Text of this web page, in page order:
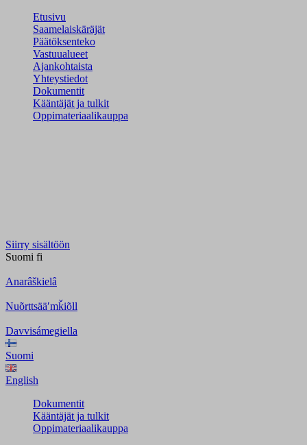
Etusivu
Saamelaiskäräjät
Päätöksenteko
Vastuualueet
Ajankohtaista
Yhteystiedot
Dokumentit
Kääntäjät ja tulkit
Oppimateriaalikauppa
Siirry sisältöön
Suomi fi
Anarâškielâ
Nuõrttsääʹmǩiõll
Davvisámegiella
Suomi
English
Dokumentit
Kääntäjät ja tulkit
Oppimateriaalikauppa